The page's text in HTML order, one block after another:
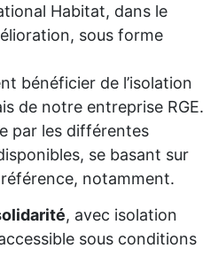
Habitat, dans le
sous forme
bénéficier de l’isolation
de notre entreprise RGE.
par les différentes
se basant sur
notamment.
, avec isolation
sous conditions